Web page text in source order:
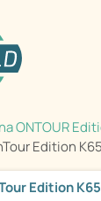
ONTOUR
Edition
Edition